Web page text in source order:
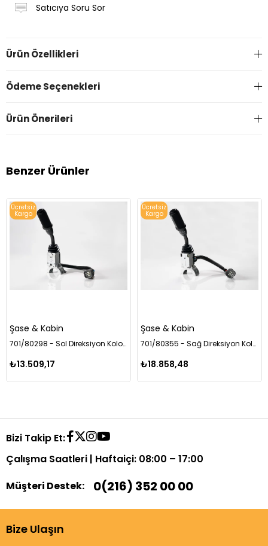
Satıcıya Soru Sor
Ürün Özellikleri
Ödeme Seçenekleri
Ürün Önerileri
Benzer Ürünler
Şase & Kabin
701/80298 - Sol Direksiyon Kolon Anahtarı Powershift (Kabin Tipi)
₺13.509,17
Ücretsiz
Kargo
Şase & Kabin
701/80355 - Sağ Direksiyon Kolon Anahtarı
₺18.858,48
Ücretsiz
Kargo
Bizi Takip Et:
Çalışma Saatleri | Haftaiçi: 08:00 – 17:00
Müşteri Destek:
0(216) 352 00 00
Bize Ulaşın